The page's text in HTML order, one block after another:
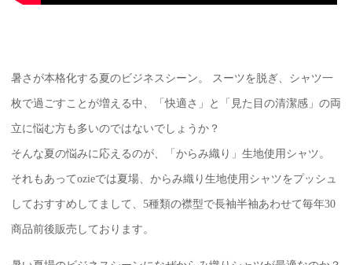
暑さが本格化する夏のビジネスシーン。 スーツを脱ぎ、シャツ一
枚で過ごすことが増える中、「快適さ」と「見た目の清潔感」の両
立に悩む方も多いのではないでしょうか？
そんな夏の悩みに応えるのが、「からみ織り」生地使用シャツ。
それもあってozieでは夏場、からみ織り生地使用シャツをプッシュ
しておすすめしてまして、5種類の襟型で長袖半袖あわせて毎年30
商品前後販売しております。